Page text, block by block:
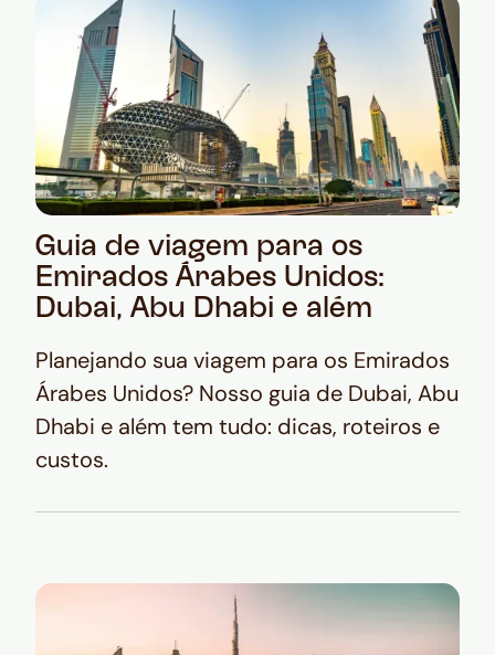
Guia de viagem para os
Emirados Árabes Unidos:
Dubai, Abu Dhabi e além
Planejando sua viagem para os Emirados
Árabes Unidos? Nosso guia de Dubai, Abu
Dhabi e além tem tudo: dicas, roteiros e
custos.